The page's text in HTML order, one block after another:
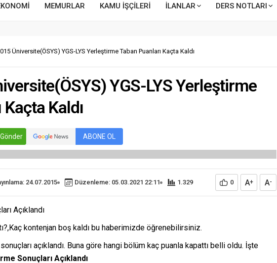
MEMURLAR KAMU İŞÇİLERİ İLANLAR DERS NOTLARI
Üniversite(ÖSYS) YGS-LYS Yerleştirme Taban Puanları Kaçta Kaldı
YGS-LYS Yerleştirme
Kaldı
Gönder ABONE OL
24.07.2015 Düzenleme: 05.03.2021 22:11 1.329 0 A+ A-
Açıklandı
kontenjan boş kaldı bu haberimizde öğrenebilirsiniz.
açıklandı. Buna göre hangi bölüm kaç puanla kapattı belli oldu. İşte
Sonuçları Açıklandı